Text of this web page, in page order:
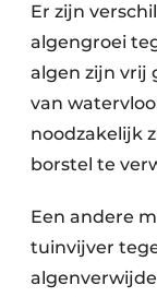
Er zijn
algengroei
algen zijn vrij
van
noodzakelijk
borstel te
Een andere
tuinvijver